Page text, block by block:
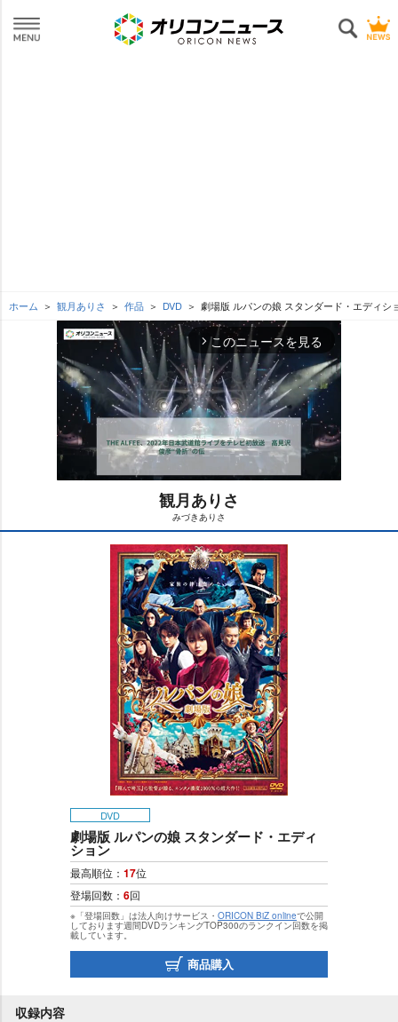
ホーム 観月ありさ 作品 DVD 劇場版 ルパンの娘 スタンダード・エディシ
arrow_forward_ios このニュースを見る
M
u
e
観月ありさ
みづきありさ
DVD
劇場版 ルパンの娘 スタンダード・エディ
ション
最高順位： 17位
登場回数： 6回
※「登場回数」は法人向けサービス・ ORICON BiZ onlineで公開
しております週間DVDランキングTOP300のランクイン回数を掲
載しています。
商品購入
収録内容